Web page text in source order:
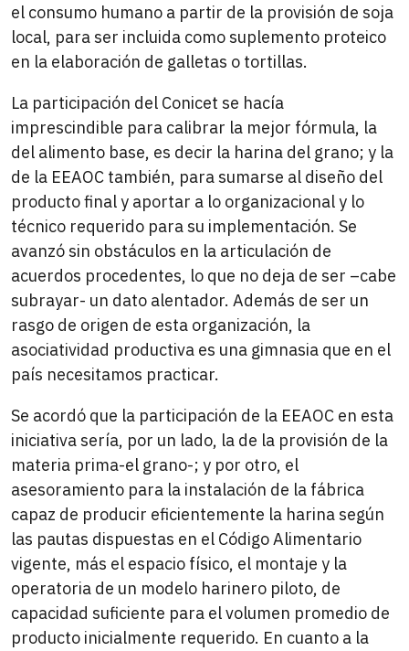
el consumo humano a partir de la provisión de soja
local, para ser incluida como suplemento proteico
en la elaboración de galletas o tortillas.
La participación del Conicet se hacía
imprescindible para calibrar la mejor fórmula, la
del alimento base, es decir la harina del grano; y la
de la EEAOC también, para sumarse al diseño del
producto final y aportar a lo organizacional y lo
técnico requerido para su implementación. Se
avanzó sin obstáculos en la articulación de
acuerdos procedentes, lo que no deja de ser –cabe
subrayar- un dato alentador. Además de ser un
rasgo de origen de esta organización, la
asociatividad productiva es una gimnasia que en el
país necesitamos practicar.
Se acordó que la participación de la EEAOC en esta
iniciativa sería, por un lado, la de la provisión de la
materia prima-el grano-; y por otro, el
asesoramiento para la instalación de la fábrica
capaz de producir eficientemente la harina según
las pautas dispuestas en el Código Alimentario
vigente, más el espacio físico, el montaje y la
operatoria de un modelo harinero piloto, de
capacidad suficiente para el volumen promedio de
producto inicialmente requerido. En cuanto a la